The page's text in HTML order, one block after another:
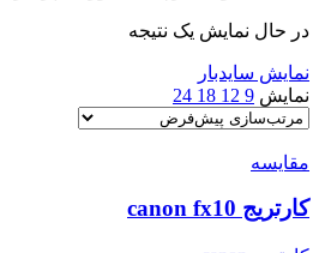
در حال نمایش یک نتیجه
نمایش سایدبار
نمایش 9
12
18
24
مقایسه
کارتریج canon fx10